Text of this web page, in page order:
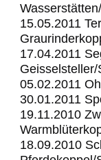
15.05.2011
17.04.2011
05.02.2011
30.01.2011
19.11.2010
18.09.2010